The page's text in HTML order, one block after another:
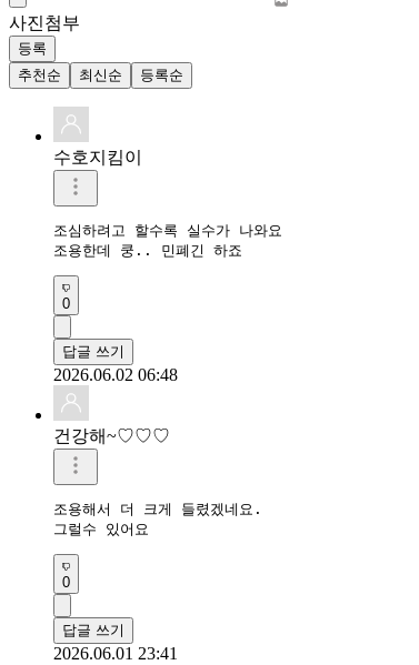
사진첨부
등록
추천순
최신순 등록순
수호지킴이
조심하려고 할수록 실수가 나와요
조용한데 쿵.. 민폐긴 하죠
0
답글 쓰기
2026.06.02 06:48
건강해~♡♡♡
조용해서 더 크게 들렸겠네요.
그럴수 있어요
0
답글 쓰기
2026.06.01 23:41